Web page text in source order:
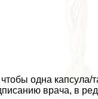
одна капсула/
врача, в